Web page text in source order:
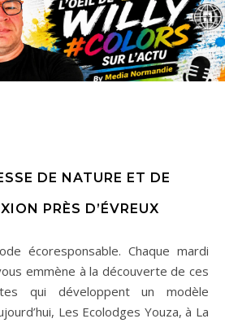
DE NATURE ET DE
PRÈS D’ÉVREUX
emmène à la découverte de ces
qui développent un modèle
Les Ecolodges Youza, à La